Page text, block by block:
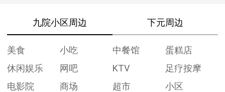
九院小区周边 下元周边
美食 小吃 中餐馆
蛋糕店
休闲娱乐
网吧 KTV
足疗按摩
电影院
商场 超市
小区